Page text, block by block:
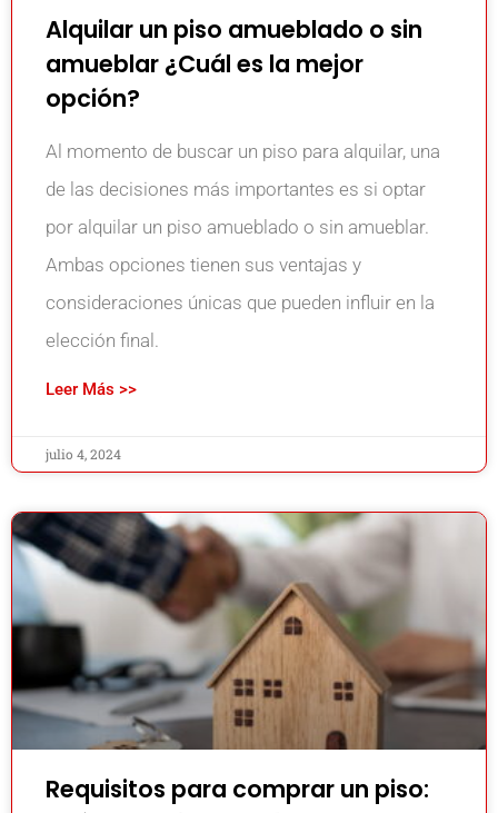
Alquilar un piso amueblado o sin
amueblar ¿Cuál es la mejor
opción?
Al momento de buscar un piso para alquilar, una
de las decisiones más importantes es si optar
por alquilar un piso amueblado o sin amueblar.
Ambas opciones tienen sus ventajas y
consideraciones únicas que pueden influir en la
elección final.
Leer Más >>
julio 4, 2024
Requisitos para comprar un piso: